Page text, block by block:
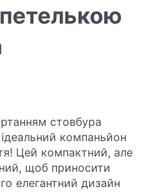
стовбура
компаньйон
Цей компактний, але
щоб приносити
елегантний дизайн